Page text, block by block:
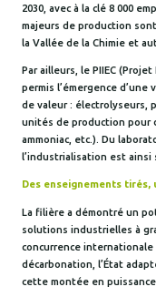
2030, avec à la clé 8 000
majeurs de production
la Vallée de la Chimie et
Par ailleurs, le PIIEC
permis l’émergence
de valeur : électrolyseurs,
unités de production pour
ammoniac, etc.). Du
l’industrialisation est ainsi
Des enseignements
La filière a démontré un
solutions industrielles à
concurrence
décarbonation, l’État
cette montée en puissance.